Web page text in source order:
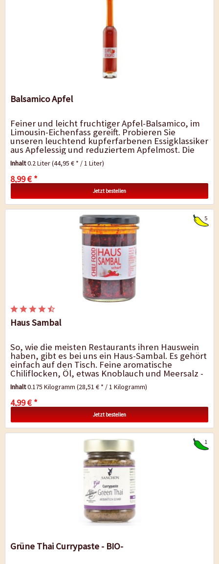
Balsamico Apfel
Feiner und leicht fruchtiger Apfel-Balsamico, im
Limousin-Eichenfass gereift. Probieren Sie
unseren leuchtend kupferfarbenen Essigklassiker
aus Apfelessig und reduziertem Apfelmost. Die
moderaten, aber dennoch präsenten...
Inhalt0.2 Liter(44,95 € * / 1 Liter)
8,99 € *
Jetzt bestellen
5
Haus Sambal
So, wie die meisten Restaurants ihren Hauswein
haben, gibt es bei uns ein Haus-Sambal. Es gehört
einfach auf den Tisch. Feine aromatische
Chiliflocken, Öl, etwas Knoblauch und Meersalz -
der Alleskönner in Punkto...
Inhalt0.175 Kilogramm(28,51 € * / 1 Kilogramm)
4,99 € *
Jetzt bestellen
1
Grüne Thai Currypaste - BIO-